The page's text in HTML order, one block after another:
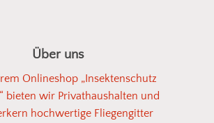
Über uns
Onlineshop „Insektenschutz
bieten wir Privathaushalten und
hochwertige Fliegengitter